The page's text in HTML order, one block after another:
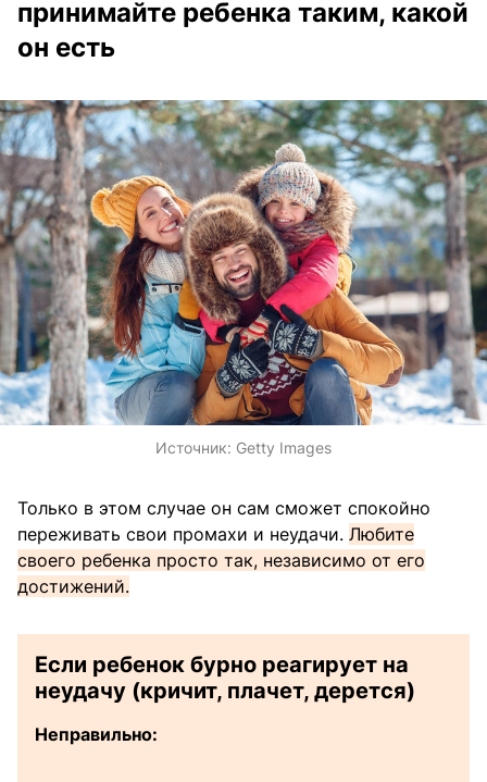
принимайте ребенка таким, какой
он есть
Источник: Getty Images
Только в этом случае он сам сможет спокойно
переживать свои промахи и неудачи. Любите
своего ребенка просто так, независимо от его
достижений.
Если ребенок бурно реагирует на
неудачу (кричит, плачет, дерется)
Неправильно: